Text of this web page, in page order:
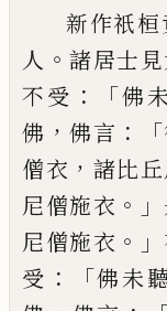
新作祇桓
人 。諸居士
不受 ： 「佛
佛 ，佛言 ：「
僧衣 ， 諸比
尼僧施衣 。」
尼僧施衣 。」
受 ：「佛未